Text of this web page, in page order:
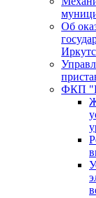
Об
ФКП